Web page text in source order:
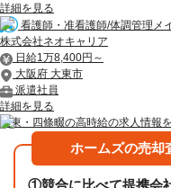
詳細を見る
看護師・准看護師/体調管理メ
株式会社ネオキャリア
日給1万8,400円～
大阪府 大東市
派遣社員
詳細を見る
大東・四條畷の高時給の求人情報
ホームズの売却